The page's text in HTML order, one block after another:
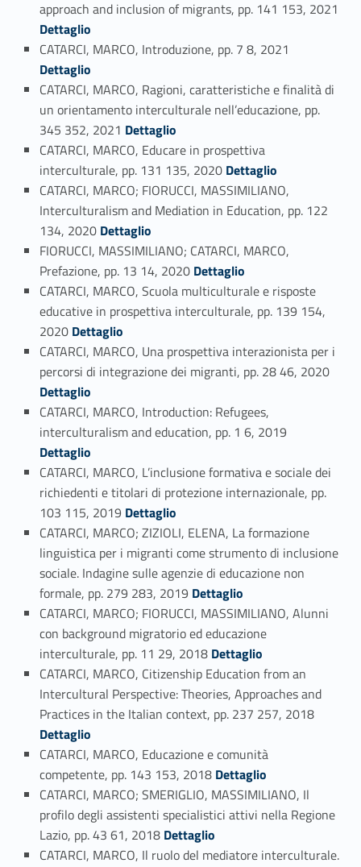
approach and inclusion of migrants, pp. 141 153, 2021
Link identifier #identifier_person_77431-101
Dettaglio
CATARCI, MARCO, Introduzione, pp. 7 8, 2021
Dettaglio
CATARCI, MARCO, Ragioni, caratteristiche e finalità di
un orientamento interculturale nell’educazione, pp.
345 352, 2021 Link identifier #identifier_person_11963-103
Dettaglio
CATARCI, MARCO, Educare in prospettiva
interculturale, pp. 131 135, 2020 Link identifier #identifier_person_137470-104
Dettaglio
CATARCI, MARCO; FIORUCCI, MASSIMILIANO,
Interculturalism and Mediation in Education, pp. 122
134, 2020 Link identifier #identifier_person_133216-105
Dettaglio
FIORUCCI, MASSIMILIANO; CATARCI, MARCO,
Prefazione, pp. 13 14, 2020 Link identifier #identifier_person_131087-106
Dettaglio
CATARCI, MARCO, Scuola multiculturale e risposte
educative in prospettiva interculturale, pp. 139 154,
2020 Link identifier #identifier_person_121770-107
Dettaglio
CATARCI, MARCO, Una prospettiva interazionista per i
percorsi di integrazione dei migranti, pp. 28 46, 2020
Dettaglio
CATARCI, MARCO, Introduction: Refugees,
interculturalism and education, pp. 1 6, 2019
Dettaglio
CATARCI, MARCO, L’inclusione formativa e sociale dei
richiedenti e titolari di protezione internazionale, pp.
103 115, 2019 Link identifier #identifier_person_173863-110
Dettaglio
CATARCI, MARCO; ZIZIOLI, ELENA, La formazione
linguistica per i migranti come strumento di inclusione
sociale. Indagine sulle agenzie di educazione non
formale, pp. 279 283, 2019 Link identifier #identifier_person_114729-111
Dettaglio
CATARCI, MARCO; FIORUCCI, MASSIMILIANO, Alunni
con background migratorio ed educazione
interculturale, pp. 11 29, 2018 Link identifier #identifier_person_20985-112
Dettaglio
CATARCI, MARCO, Citizenship Education from an
Intercultural Perspective: Theories, Approaches and
Practices in the Italian context, pp. 237 257, 2018Link identifier #identifier_person_68404-113
Dettaglio
CATARCI, MARCO, Educazione e comunità
competente, pp. 143 153, 2018 Link identifier #identifier_person_166899-114
Dettaglio
CATARCI, MARCO; SMERIGLIO, MASSIMILIANO, Il
profilo degli assistenti specialistici attivi nella Regione
Lazio, pp. 43 61, 2018 Link identifier #identifier_person_117944-115
Dettaglio
CATARCI, MARCO, Il ruolo del mediatore interculturale.